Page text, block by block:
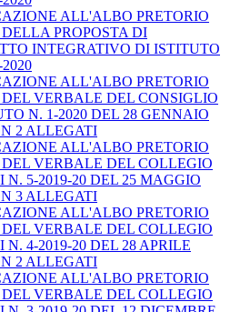
ALL'ALBO PRETORIO
PROPOSTA DI
INTEGRATIVO DI ISTITUTO
ALL'ALBO PRETORIO
VERBALE DEL CONSIGLIO
N. 1-2020 DEL 28 GENNAIO
2 ALLEGATI
ALL'ALBO PRETORIO
VERBALE DEL COLLEGIO
N. 5-2019-20 DEL 25 MAGGIO
3 ALLEGATI
ALL'ALBO PRETORIO
VERBALE DEL COLLEGIO
N. 4-2019-20 DEL 28 APRILE
2 ALLEGATI
ALL'ALBO PRETORIO
VERBALE DEL COLLEGIO